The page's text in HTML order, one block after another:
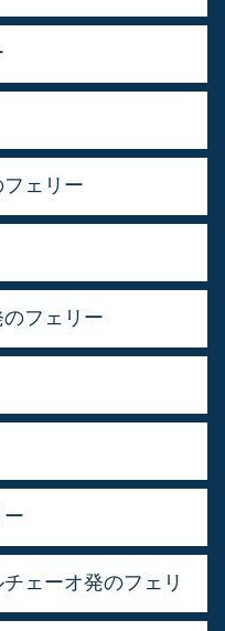
ェリー
フェリー
ェーオ発のフェリ